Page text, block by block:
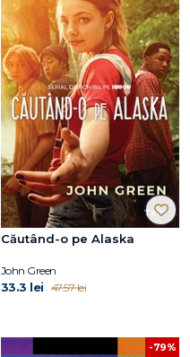
Căutând-o pe Alaska
John Green
33.3 lei 47.57 lei
-79%